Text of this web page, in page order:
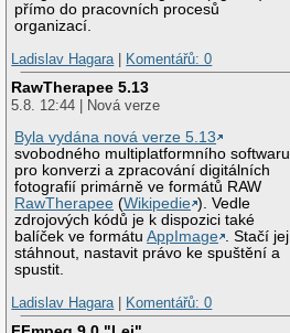
přímo do pracovních procesů
organizací.
Ladislav Hagara
Komentářů: 0
RawTherapee 5.13
5.8. 12:44 | Nová verze
Byla vydána nová verze 5.13
svobodného multiplatformního softwaru
pro konverzi a zpracování digitálních
fotografií primárně ve formátů RAW
RawTherapee (Wikipedie ). Vedle
zdrojových kódů je k dispozici také
balíček ve formátuAppImage . Stačí jej
stáhnout, nastavit právo ke spuštění a
spustit.
Ladislav Hagara
Komentářů: 0